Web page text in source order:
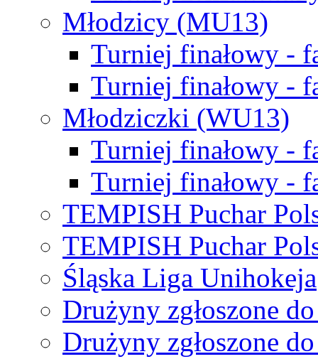
Młodzicy (MU13)
Turniej finałowy -
Turniej finałowy -
Młodziczki (WU13)
Turniej finałowy -
Turniej finałowy -
TEMPISH Puchar
TEMPISH Puchar
Śląska Liga Unihokeja
Drużyny zgłoszone
Drużyny zgłoszone